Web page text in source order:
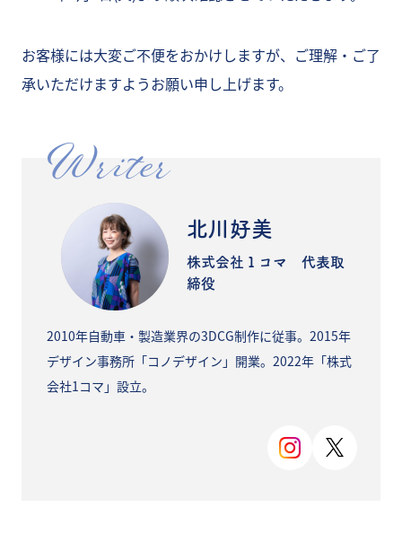
お客様には大変ご不便をおかけしますが、ご理解・ご了
承いただけますようお願い申し上げます。
Writer
北川好美
株式会社１コマ 代表取
締役
2010年自動車・製造業界の3DCG制作に従事。2015年
デザイン事務所「コノデザイン」開業。2022年「株式
会社1コマ」設立。